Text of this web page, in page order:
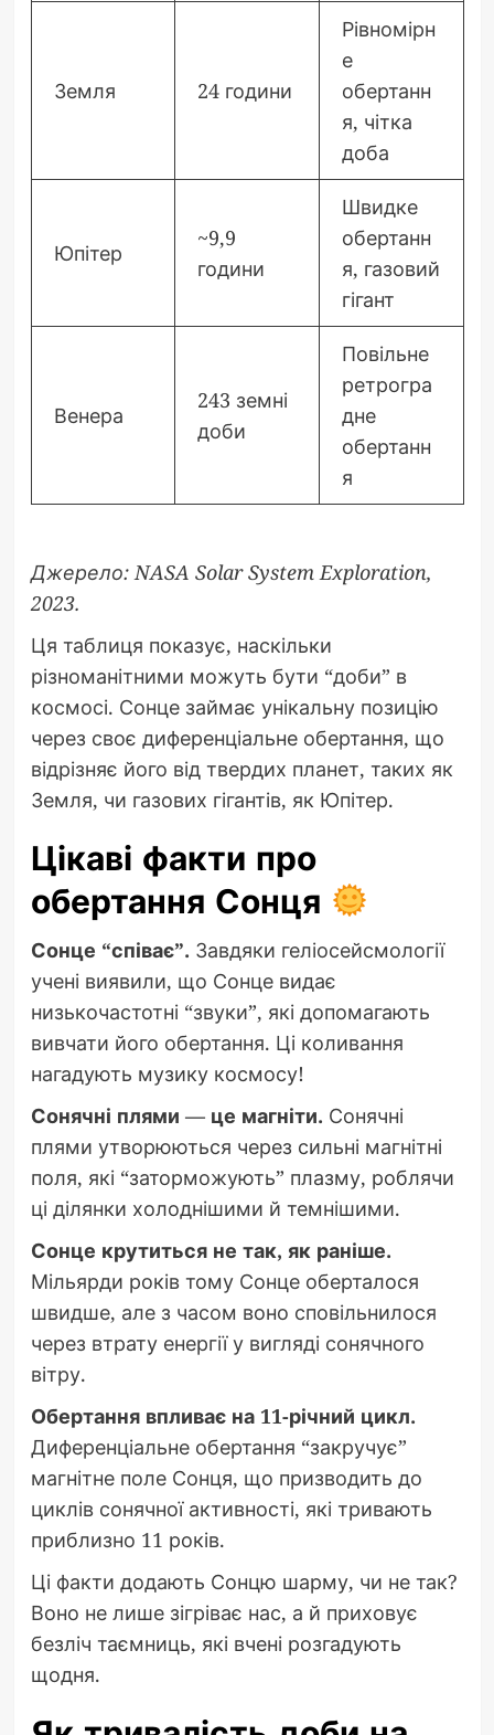
Земля 24 години
Рівномірн
е
обертанн
я, чітка
доба
Юпітер
~9,9
години
Швидке
обертанн
я, газовий
гігант
Венера
243 земні
доби
Повільне
ретрогра
дне
обертанн
я
Джерело: NASA Solar System Exploration,
2023.
Ця таблиця показує, наскільки
різноманітними можуть бути “доби” в
космосі. Сонце займає унікальну позицію
через своє диференціальне обертання, що
відрізняє його від твердих планет, таких як
Земля, чи газових гігантів, як Юпітер.
Цікаві факти про
обертання Сонця
Сонце “співає”. Завдяки геліосейсмології
учені виявили, що Сонце видає
низькочастотні “звуки”, які допомагають
вивчати його обертання. Ці коливання
нагадують музику космосу!
Сонячні плями — це магніти. Сонячні
плями утворюються через сильні магнітні
поля, які “заторможують” плазму, роблячи
ці ділянки холоднішими й темнішими.
Сонце крутиться не так, як раніше.
Мільярди років тому Сонце оберталося
швидше, але з часом воно сповільнилося
через втрату енергії у вигляді сонячного
вітру.
Обертання впливає на 11-річний цикл.
Диференціальне обертання “закручує”
магнітне поле Сонця, що призводить до
циклів сонячної активності, які тривають
приблизно 11 років.
Ці факти додають Сонцю шарму, чи не так?
Воно не лише зігріває нас, а й приховує
безліч таємниць, які вчені розгадують
щодня.